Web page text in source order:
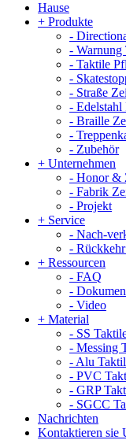
Hause
+ Produkte
-
- Warnung
- Taktile
-
- Straße
- Edelstahl
- Braille
-
- Zubehör
+ Unternehmen
- Honor &
- Fabrik
- Projekt
+ Service
- Nach-
-
+ Ressourcen
- FAQ
-
- Video
+ Material
- SS
- Messing
- Alu
- PVC
- GRP
- SGCC
Nachrichten
Kontaktieren sie